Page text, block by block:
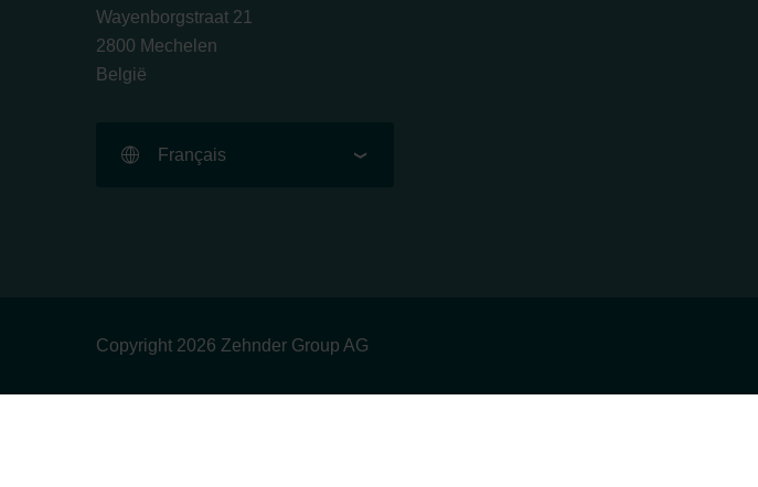
Wayenborgstraat 21
2800 Mechelen
België
Français
Copyright 2026 Zehnder Group AG